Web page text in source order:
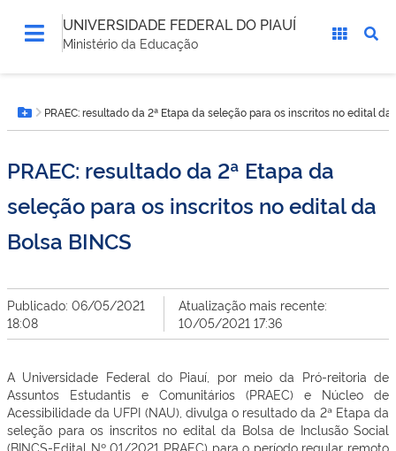
UNIVERSIDADE FEDERAL DO PIAUÍ
Ministério da Educação
está
aqui:Botão Menu
PRAEC: resultado da 2ª Etapa da seleção para os inscritos no edital da
PRAEC: resultado da 2ª Etapa da
seleção para os inscritos no edital da
Bolsa BINCS
Publicado: 06/05/2021
18:08
Atualização mais recente:
10/05/2021 17:36
A Universidade Federal do Piauí, por meio da Pró-reitoria de
Assuntos Estudantis e Comunitários (PRAEC) e Núcleo de
Acessibilidade da UFPI (NAU), divulga o resultado da 2ª Etapa da
seleção para os inscritos no edital da Bolsa de Inclusão Social
(BINCS-Edital Nº 01/2021 PRAEC) para o período regular remoto